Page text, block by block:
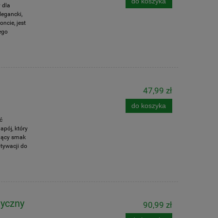
dla
jest
który
smak
do
47,99 zł
do koszyka
90,99 zł